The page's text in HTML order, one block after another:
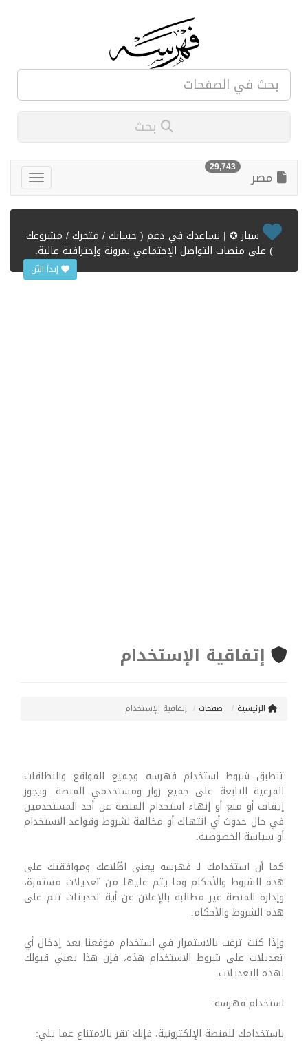
مصر 29,743
سبار ✪ | نساعدك في دعم ( حسابك / متجرك / مشروعك
) على منصات التواصل الإجتماعي بمرونة وإحترافية عالية.
إبدأ الآن
إتفاقية الإستخدام
الرئيسية صفحات إتفاقية الإستخدام
تنطبق شروط استخدام فهرسه وجميع المواقع والنطاقات
الفرعية التابعة على جميع زوار ومستخدمي المنصة. ويجوز
إيقاف أو منع أو إنهاء استخدام المنصة عن أحد المستخدمين
في حال حدوث أي انتهاك أو مخالفة لشروط وقواعد الاستخدام
أو سياسة الخصوصية.
كما أن استخدامك لـ فهرسه يعني اطّلاعك وموافقتك على
هذه الشروط والأحكام وما يتم عليها من تعديلات مستمرة،
وإدارة المنصة غير مطالبة بالإعلان عن أية تحديثات تتم على
هذه الشروط والأحكام.
وإذا كنت ترغب بالاستمرار في استخدام موقعنا بعد إدخال أي
تعديلات على شروط الاستخدام هذه، فإن هذا يعني قبولك
لهذه التعديلات.
استخدام فهرسه:
باستخدامك للمنصة الإلكترونية، فإنك تقر بالامتناع عما يلي: